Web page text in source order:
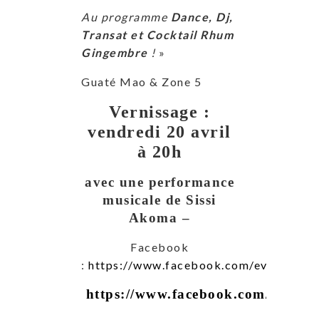
Au programme Dance, Dj,
Transat et Cocktail Rhum
Gingembre !»
Guaté Mao & Zone 5
Vernissage :
vendredi 20 avril
à 20h
avec une performance
musicale de Sissi
Akoma –
Facebook
: https://www.facebook.com/events/
https://www.facebook.com/